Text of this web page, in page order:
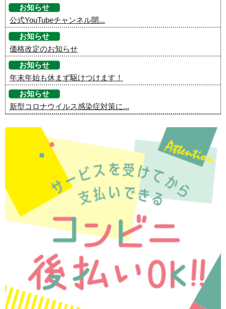
お知らせ
公式YouTubeチャンネル開...
お知らせ
価格改定のお知らせ
お知らせ
年末年始も休まず駆けつけます！
お知らせ
新型コロナウイルス感染症対策に...